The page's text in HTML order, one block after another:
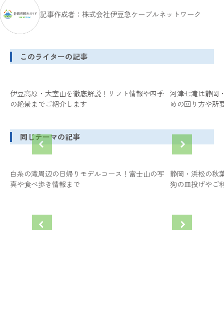
記事作成者：株式会社伊豆急ケーブルネットワーク
このライターの記事
伊豆高原・大室山を徹底解説！リフト情報や四季
の絶景までご紹介します
河津七滝は静岡
めの回り方や所
同じテーマの記事
白糸の滝周辺の日帰りモデルコース！富士山の写
真や食べ歩き情報まで
静岡・浜松の秋
狗の皿投げやご